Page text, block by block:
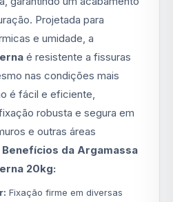
Projetada para
e umidade, a
é resistente a fissuras
nas condições mais
é fácil e eficiente,
robusta e segura em
e outras áreas
da Argamassa
20kg:
Fixação firme em diversas